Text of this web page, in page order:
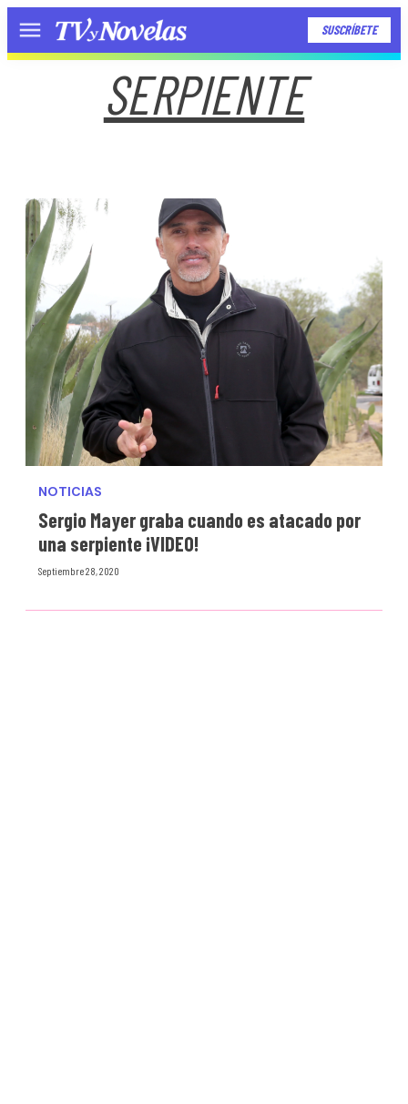
Menú SUSCRÍBETE
SERPIENTE
NOTICIAS
Sergio Mayer graba cuando es atacado por
una serpiente ¡VIDEO!
Septiembre 28, 2020